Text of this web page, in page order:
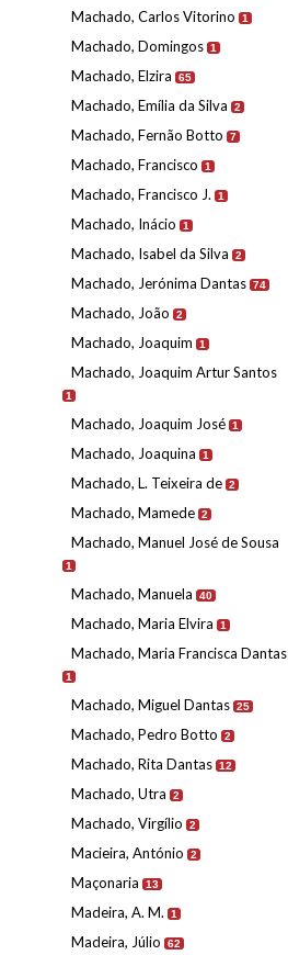
Machado, Carlos Vitorino 1
Machado, Domingos 1
Machado, Elzira 65
Machado, Emília da Silva 2
Machado, Fernão Botto 7
Machado, Francisco 1
Machado, Francisco J. 1
Machado, Inácio 1
Machado, Isabel da Silva 2
Machado, Jerónima Dantas 74
Machado, João 2
Machado, Joaquim 1
Machado, Joaquim Artur Santos
1
Machado, Joaquim José 1
Machado, Joaquina 1
Machado, L. Teixeira de 2
Machado, Mamede 2
Machado, Manuel José de Sousa
1
Machado, Manuela 40
Machado, Maria Elvira 1
Machado, Maria Francisca Dantas
1
Machado, Miguel Dantas 25
Machado, Pedro Botto 2
Machado, Rita Dantas 12
Machado, Utra 2
Machado, Virgílio 2
Macieira, António 2
Maçonaria 13
Madeira, A. M. 1
Madeira, Júlio 62